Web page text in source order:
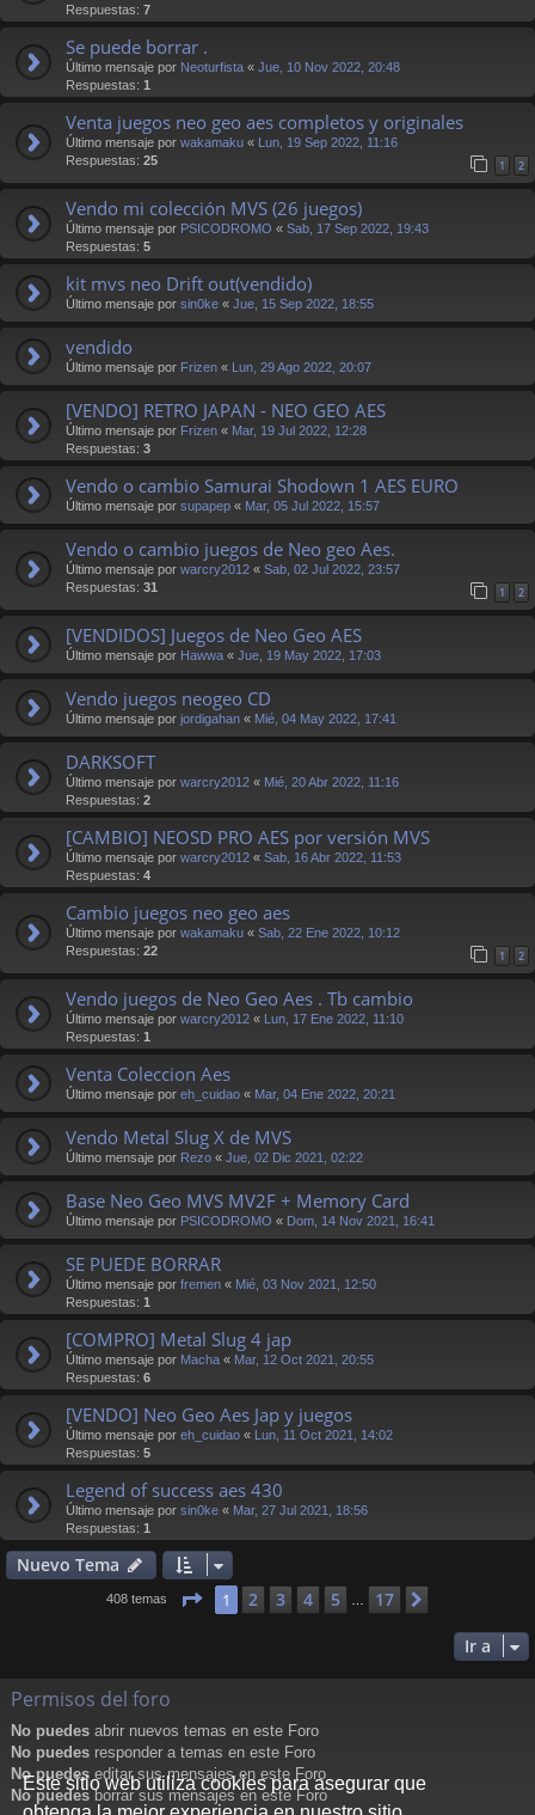
Este sitio web utiliza cookies para asegurar que
Respuestas: 7
Se puede borrar .
Último mensaje por Neoturfista « Jue, 10 Nov 2022, 20:48
Respuestas: 1
Venta juegos neo geo aes completos y originales
Último mensaje por wakamaku « Lun, 19 Sep 2022, 11:16
Respuestas: 25 1 2
Vendo mi colección MVS (26 juegos)
Último mensaje por PSICODROMO « Sab, 17 Sep 2022, 19:43
Respuestas: 5
kit mvs neo Drift out(vendido)
Último mensaje por sin0ke « Jue, 15 Sep 2022, 18:55
vendido
Último mensaje por Frizen « Lun, 29 Ago 2022, 20:07
[VENDO] RETRO JAPAN - NEO GEO AES
Último mensaje por Frizen « Mar, 19 Jul 2022, 12:28
Respuestas: 3
Vendo o cambio Samurai Shodown 1 AES EURO
Último mensaje por supapep « Mar, 05 Jul 2022, 15:57
Vendo o cambio juegos de Neo geo Aes.
Último mensaje por warcry2012 « Sab, 02 Jul 2022, 23:57
Respuestas: 31 1 2
[VENDIDOS] Juegos de Neo Geo AES
Último mensaje por Hawwa « Jue, 19 May 2022, 17:03
Vendo juegos neogeo CD
Último mensaje por jordigahan « Mié, 04 May 2022, 17:41
DARKSOFT
Último mensaje por warcry2012 « Mié, 20 Abr 2022, 11:16
Respuestas: 2
[CAMBIO] NEOSD PRO AES por versión MVS
Último mensaje por warcry2012 « Sab, 16 Abr 2022, 11:53
Respuestas: 4
Cambio juegos neo geo aes
Último mensaje por wakamaku « Sab, 22 Ene 2022, 10:12
Respuestas: 22 1 2
Vendo juegos de Neo Geo Aes . Tb cambio
Último mensaje por warcry2012 « Lun, 17 Ene 2022, 11:10
Respuestas: 1
Venta Coleccion Aes
Último mensaje por eh_cuidao « Mar, 04 Ene 2022, 20:21
Vendo Metal Slug X de MVS
Último mensaje por Rezo « Jue, 02 Dic 2021, 02:22
Base Neo Geo MVS MV2F + Memory Card
Último mensaje por PSICODROMO « Dom, 14 Nov 2021, 16:41
SE PUEDE BORRAR
Último mensaje por fremen « Mié, 03 Nov 2021, 12:50
Respuestas: 1
[COMPRO] Metal Slug 4 jap
Último mensaje por Macha « Mar, 12 Oct 2021, 20:55
Respuestas: 6
[VENDO] Neo Geo Aes Jap y juegos
Último mensaje por eh_cuidao « Lun, 11 Oct 2021, 14:02
Respuestas: 5
Legend of success aes 430
Último mensaje por sin0ke « Mar, 27 Jul 2021, 18:56
Respuestas: 1
Nuevo Tema
408 temas Página de 17
1 2 3 4 5 17
Ir a
Permisos del foro
No puedes abrir nuevos temas en este Foro
No puedes responder a temas en este Foro
No puedes editar sus mensajes en este Foro
No puedesborrar sus mensajes en este Foro